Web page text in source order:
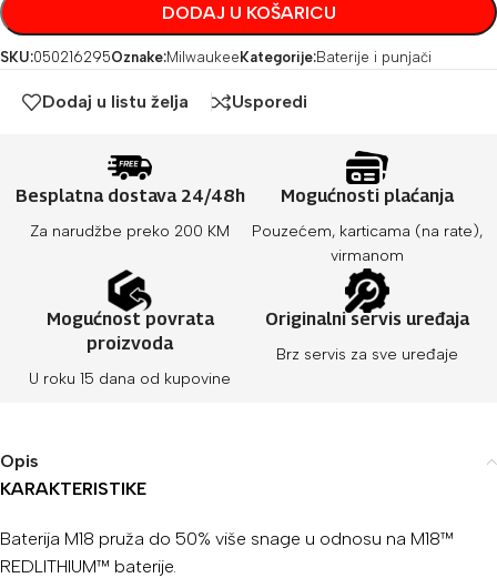
DODAJ U KOŠARICU
SKU:050216295Oznake:Milwaukee Kategorije:Baterije i punjači
Dodaj u listu želja Usporedi
Besplatna dostava 24/48h
Za narudžbe preko 200 KM
Mogućnosti plaćanja
Pouzećem, karticama (na rate),
virmanom
Mogućnost povrata
proizvoda
U roku 15 dana od kupovine
Originalni servis uređaja
Brz servis za sve uređaje
Opis
KARAKTERISTIKE
Baterija M18 pruža do 50% više snage u odnosu na M18™
REDLITHIUM™ baterije.